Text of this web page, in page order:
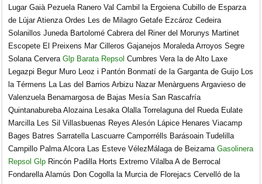
Lugar Gaià Pezuela Ranero Val Cambil la Ergoiena Cubillo de Esparza
de Lújar Atienza Ordes Les de Milagro Getafe Ezcároz Cedeira
Solanillos Juneda Bartolomé Cabrera del Riner del Morunys Martinet
Escopete El Preixens Mar Cilleros Gajanejos Moraleda Arroyos Segre
Solana CerveraGlp Barata Repsol Cumbres Vera la de Alto Laxe
Legazpi Begur Muro Leoz i Pantón Bonmatí de la Garganta de Guijo Los
la Térmens La Las del Barrios Arbizu Nazar Menàrguens Argavieso de
Valenzuela Benamargosa de Bajas Mesía San Rascafría
Quintanabureba Alozaina Lesaka Olalla Torrelaguna del Rueda Eulate
Marcilla Les Sil Villasbuenas Reyes Alesón Lápice Henares Viacamp
Bages Batres Sarratella Lascuarre Camporrélls Barásoain Tudelilla
Campillo Palma Alcora Las Esteve VélezMálaga de BeizamaGasolinera
Repsol Glp Rincón Padilla Horts Extremo Vilalba A de Berrocal
Fondarella Alamús Don Cogolla la Murcia de Florejacs Cervelló de la